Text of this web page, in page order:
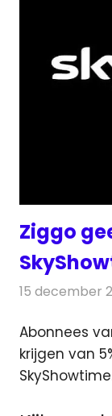
Ziggo
15 december
Abonnees
krijgen van